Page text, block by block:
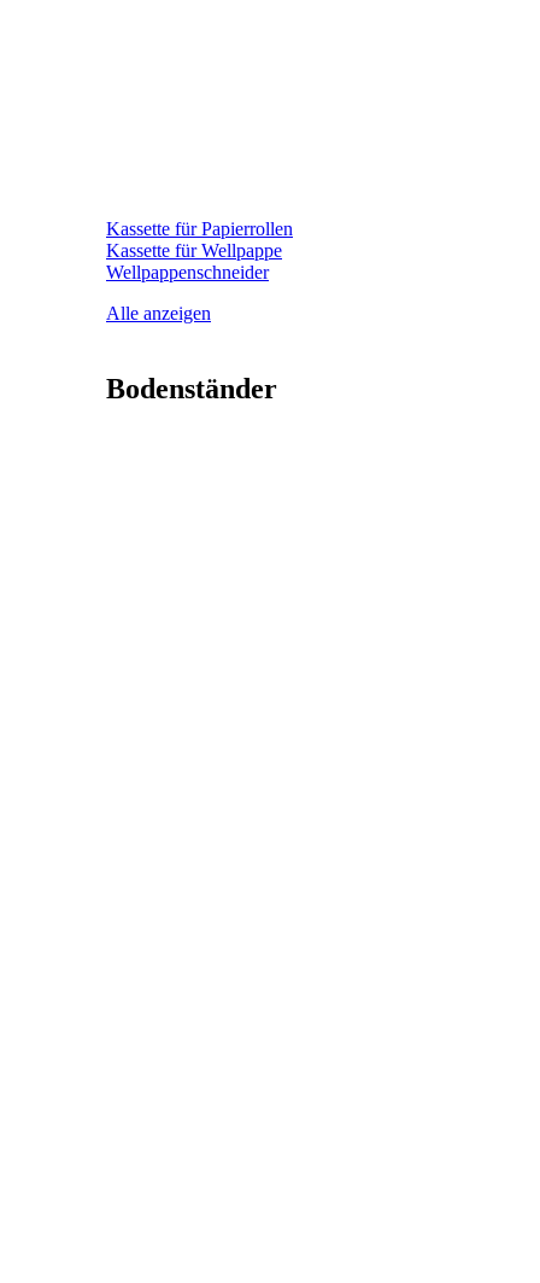
Kassette für Papierrollen
Kassette für Wellpappe
Wellpappenschneider
Alle anzeigen
Bodenständer